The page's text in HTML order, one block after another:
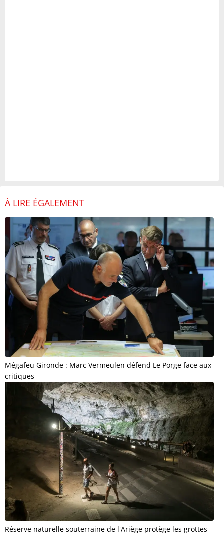
À LIRE ÉGALEMENT
Mégafeu Gironde : Marc Vermeulen défend Le Porge face aux
critiques
Réserve naturelle souterraine de l'Ariège protège les grottes